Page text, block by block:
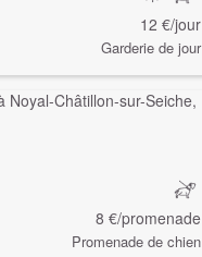
12 €/jour
Garderie de jour
8 €/promenade
Promenade de chien